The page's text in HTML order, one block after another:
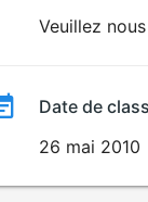
Veuillez
Date de
26 mai 2010